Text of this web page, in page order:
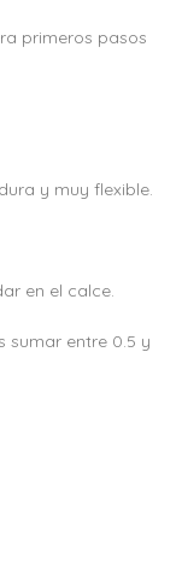
primeros pasos
y muy flexible.
en el calce.
sumar entre 0.5 y